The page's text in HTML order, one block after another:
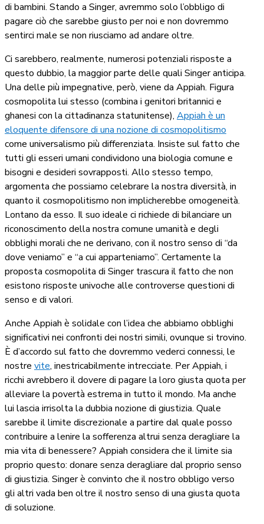
di bambini. Stando a Singer, avremmo solo l’obbligo di
pagare ciò che sarebbe giusto per noi e non dovremmo
sentirci male se non riusciamo ad andare oltre.
Ci sarebbero, realmente, numerosi potenziali risposte a
questo dubbio, la maggior parte delle quali Singer anticipa.
Una delle più impegnative, però, viene da Appiah. Figura
cosmopolita lui stesso (combina i genitori britannici e
ghanesi con la cittadinanza statunitense), Appiah è un
eloquente difensore di una nozione di cosmopolitismo
come universalismo più differenziata. Insiste sul fatto che
tutti gli esseri umani condividono una biologia comune e
bisogni e desideri sovrapposti. Allo stesso tempo,
argomenta che possiamo celebrare la nostra diversità, in
quanto il cosmopolitismo non implicherebbe omogeneità.
Lontano da esso. Il suo ideale ci richiede di bilanciare un
riconoscimento della nostra comune umanità e degli
obblighi morali che ne derivano, con il nostro senso di “da
dove veniamo” e “a cui apparteniamo”. Certamente la
proposta cosmopolita di Singer trascura il fatto che non
esistono risposte univoche alle controverse questioni di
senso e di valori.
Anche Appiah è solidale con l’idea che abbiamo obblighi
significativi nei confronti dei nostri simili, ovunque si trovino.
È d’accordo sul fatto che dovremmo vederci connessi, le
nostre vite, inestricabilmente intrecciate. Per Appiah, i
ricchi avrebbero il dovere di pagare la loro giusta quota per
alleviare la povertà estrema in tutto il mondo. Ma anche
lui lascia irrisolta la dubbia nozione di giustizia. Quale
sarebbe il limite discrezionale a partire dal quale posso
contribuire a lenire la sofferenza altrui senza deragliare la
mia vita di benessere? Appiah considera che il limite sia
proprio questo: donare senza deragliare dal proprio senso
di giustizia. Singer è convinto che il nostro obbligo verso
gli altri vada ben oltre il nostro senso di una giusta quota
di soluzione.